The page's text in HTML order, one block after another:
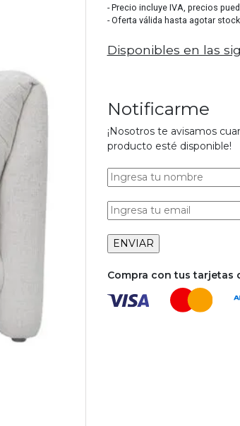
- Precio incluye IVA, precios
- Oferta válida hasta agotar
Disponibles en las
Notificarme
¡Nosotros te avisamos
producto esté disponible!
Compra con tus tarjetas